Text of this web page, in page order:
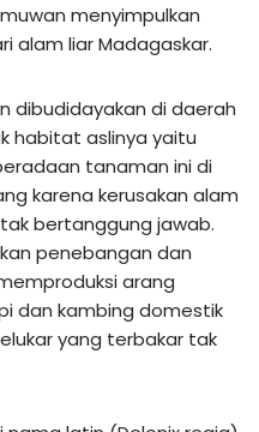
menyimpulkan
alam liar Madagaskar.
dibudidayakan di daerah
habitat aslinya yaitu
tanaman ini di
karena kerusakan alam
bertanggung jawab.
penebangan dan
arang
dan kambing domestik
yang terbakar tak